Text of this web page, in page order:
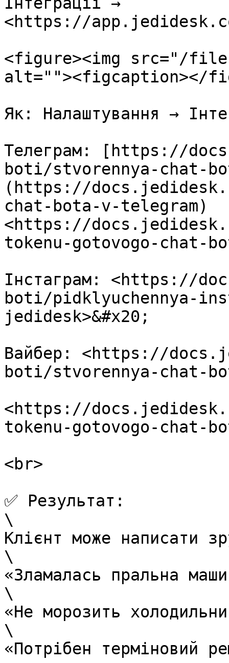
<https://
<figure><img src="/
alt=""><figcaption></
Як: Налаштування →
Телеграм: [https://
boti/stvorennya-chat-
(https://
chat-bota-v-telegram)
<https://
tokenu-gotovogo-chat-
Інстаграм: <https://
boti/pidklyuchennya-
jedidesk>&#x20;
Вайбер: <https://
boti/stvorennya-chat-
<https://
tokenu-gotovogo-chat-
<br>
✅ Результат:
\
Клієнт може написати
\
«Зламалась пральна
\
«Не морозить
\
«Потрібен терміновий